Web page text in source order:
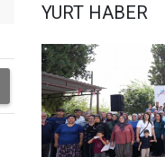
YURT HABER